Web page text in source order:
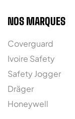
NOS MARQUES
Coverguard
Ivoire Safety
Safety Jogger
Dräger
Honeywell